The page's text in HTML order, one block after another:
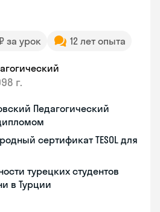
за урок 12 лет опыта
г.
Педагогический
сертификат TESOL для
турецких студентов
в Турции